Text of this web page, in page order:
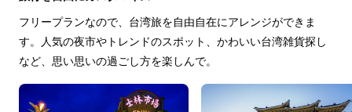
フリープランなので、台湾旅を自由自在にアレンジができま
す。人気の夜市やトレンドのスポット、かわいい台湾雑貨探し
など、思い思いの過ごし方を楽しんで。